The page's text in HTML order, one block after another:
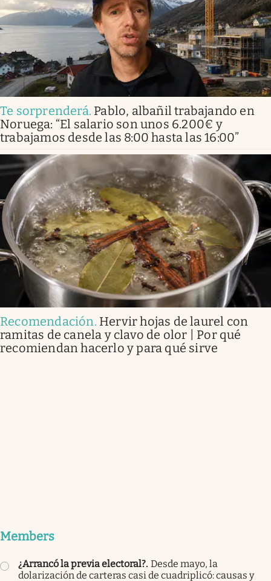
Te sorprenderá. Pablo, albañil trabajando en
Noruega: “El salario son unos 6.200€ y
trabajamos desde las 8:00 hasta las 16:00”
Recomendación. Hervir hojas de laurel con
ramitas de canela y clavo de olor | Por qué
recomiendan hacerlo y para qué sirve
Members
¿Arrancó la previa electoral?. Desde mayo, la
dolarización de carteras casi de cuadriplicó: causas y